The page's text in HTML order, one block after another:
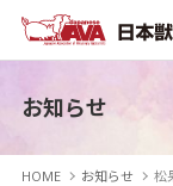
お知らせ
HOME お知らせ 松